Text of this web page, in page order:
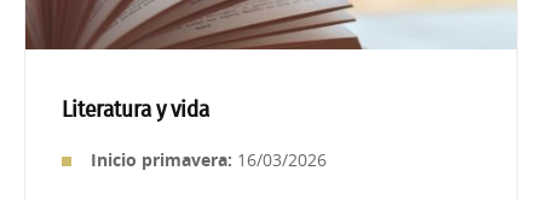
Literatura y vida
Inicio primavera: 16/03/2026